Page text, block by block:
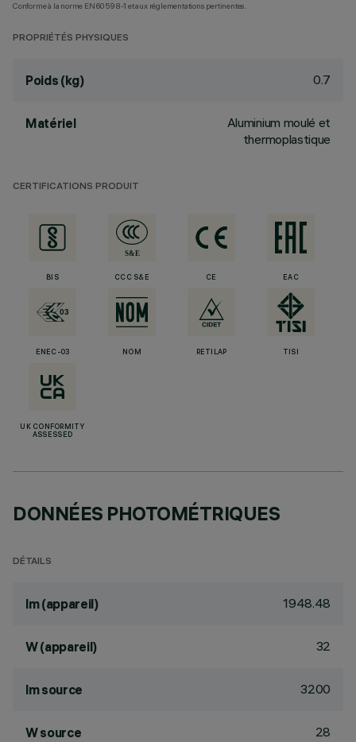
Conforme à la norme EN60598-1 et aux réglementations pertinentes.
PROPRIÉTÉS PHYSIQUES
Poids (kg) 0.7
Matériel
Aluminium moulé et
thermoplastique
CERTIFICATIONS PRODUIT
BIS CCC S&E CE EAC
ENEC-03 NOM RETILAP TISI
UK CONFORMITY
ASSESSED
DONNÉES PHOTOMÉTRIQUES
DÉTAILS
lm (appareil) 1948.48
W (appareil) 32
lm source 3200
W source 28